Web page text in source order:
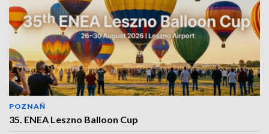
POZNAŃ
35. ENEA Leszno Balloon Cup